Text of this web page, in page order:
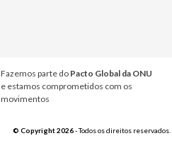
Fazemos parte do Pacto Global da ONU
e estamos comprometidos com os
movimentos
© Copyright 2026- Todos os direitos